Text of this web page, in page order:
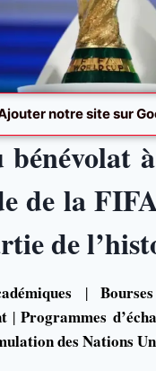
notre site sur
bénévolat
de la
de
|
|Programmes
des Nations